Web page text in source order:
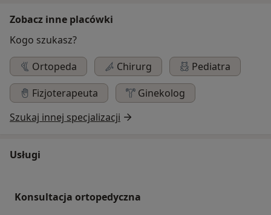
Zobacz inne placówki
Kogo szukasz?
Ortopeda
Chirurg
Pediatra
Fizjoterapeuta
Ginekolog
Szukaj innej specjalizacji
Usługi
Konsultacja ortopedyczna